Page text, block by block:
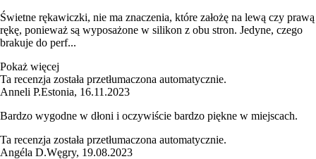
Świetne rękawiczki, nie ma znaczenia, które założę na lewą czy prawą
rękę, ponieważ są wyposażone w silikon z obu stron. Jedyne, czego
brakuje do perf...
Pokaż więcej
Ta recenzja została przetłumaczona automatycznie.
Anneli P.Estonia, 16.11.2023
Bardzo wygodne w dłoni i oczywiście bardzo piękne w miejscach.
Ta recenzja została przetłumaczona automatycznie.
Angéla D.Węgry, 19.08.2023